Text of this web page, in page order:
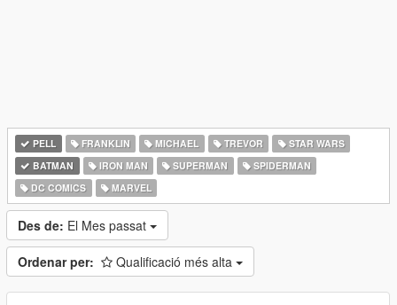
PELL FRANKLIN MICHAEL TREVOR
STAR WARS
BATMAN
IRON MAN SUPERMAN
SPIDERMAN
DC COMICS
MARVEL
Des de: El Mes passat
Ordenar per: Qualificació més alta